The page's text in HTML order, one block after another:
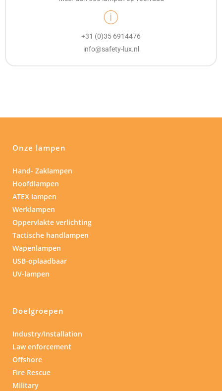
+31 (0)35 6914476
info@safety-lux.nl
Onze lampen
Hand- Zaklampen
Hoofdlampen
ATEX lampen
Werklampen
Oppervlakte verlichting
Tactische handlampen
Wapenlampen
USB-oplaadbaar
UV-lampen
Doelgroepen
Industry/Installation
Law enforcement
Offshore
Fire Rescue
Military